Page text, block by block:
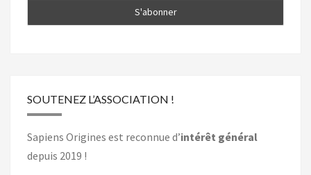
SOUTENEZ L’ASSOCIATION !
Sapiens Origines est reconnue d’intérêt général
depuis 2019 !